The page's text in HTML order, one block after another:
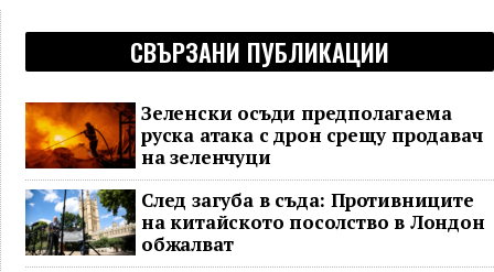
СВЪРЗАНИ ПУБЛИКАЦИИ
Зеленски осъди предполагаема
руска атака с дрон срещу продавач
на зеленчуци
След загуба в съда: Противниците
на китайското посолство в Лондон
обжалват